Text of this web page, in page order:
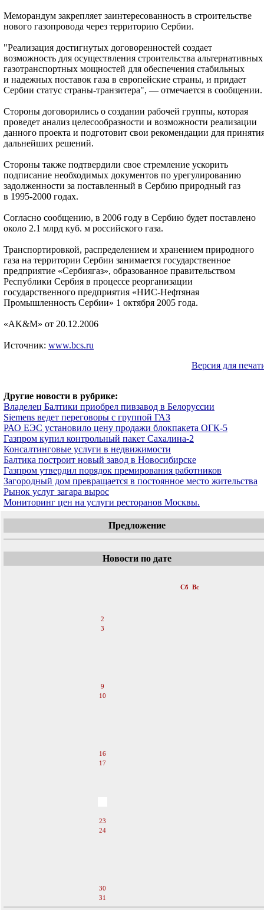
Меморандум закрепляет заинтересованность в строительстве
нового газопровода через территорию Сербии.
"Реализация достигнутых договоренностей создает
возможность для осуществления строительства альтернативных
газотранспортных мощностей для обеспечения стабильных
и надежных поставок газа в европейские страны, и придает
Сербии статус страны-транзитера", — отмечается в сообщении.
Стороны договорились о создании рабочей группы, которая
проведет анализ целесообразности и возможности реализации
данного проекта и подготовит свои рекомендации для
дальнейших решений.
Стороны также подтвердили свое стремление ускорить
подписание необходимых документов по урегулированию
задолженности за поставленный в Сербию природный газ
в 1995-2000 годах.
Согласно сообщению, в 2006 году в Сербию будет поставлено
около 2.1 млрд куб. м российского газа.
Транспортировкой, распределением и хранением природного
газа на территории Сербии занимается государственное
предприятие «Сербиягаз», образованное правительством
Республики Сербия в процессе реорганизации
государственного предприятия «НИС-Нефтяная
Промышленность Сербии» 1 октября 2005 года.
«AK&M» от 20.12.2006
Источник: www.bcs.ru
Версия для
Другие новости в рубрике:
Владелец Балтики приобрел пивзавод в Белоруссии
Siemens ведет переговоры с группой ГАЗ
РАО ЕЭС установило цену продажи блокпакета ОГК-5
Газпром купил контрольный пакет Сахалина-2
Консалтинговые услуги в недвижимости
Балтика построит новый завод в Новосибирске
Газпром утвердил порядок премирования работников
Загородный дом превращается в постоянное место жительства
Рынок услуг загара вырос
Мониторинг цен на услуги ресторанов Москвы.
Предложение
Новости по дате
Сб Вс
2
3
9
10
16
17
23
24
30
31